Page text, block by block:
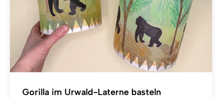
Gorilla im Urwald-Laterne basteln